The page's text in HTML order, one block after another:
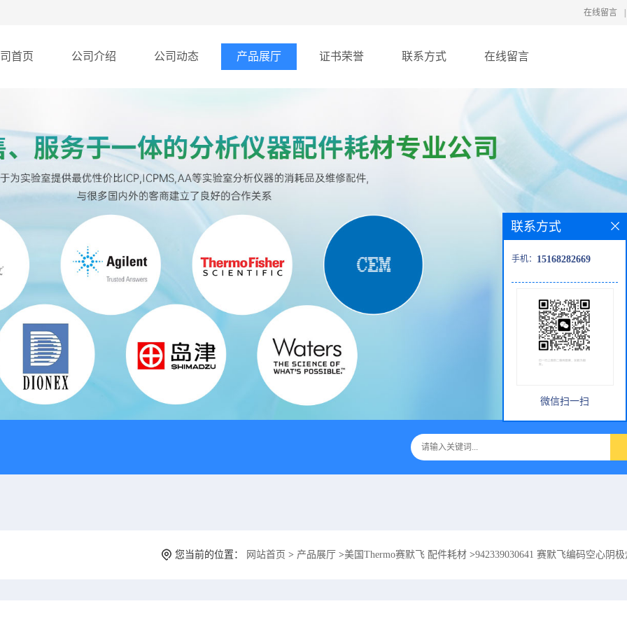
在线留言
首页 公司介绍 公司动态 产品展厅 证书荣誉 联系方式 在线留言
您当前的位置： 网站首页 > 产品展厅 >美国Thermo赛默飞 配件耗材 >942339030641 赛默飞编码空心阴极
联系方式
手机： 15168282669
微信扫一扫